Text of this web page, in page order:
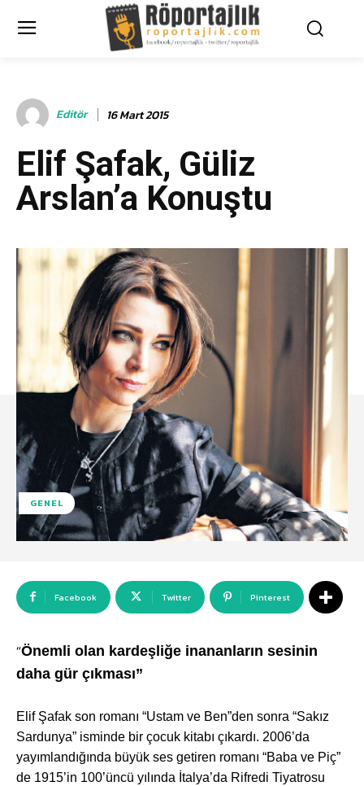
Editör 16 Mart 2015
Elif Şafak, Güliz
Arslan’a Konuştu
GENEL
Facebook Twitter Pinterest
“Önemli olan kardeşliğe inananların sesinin
daha gür çıkması”
Elif Şafak son romanı “Ustam ve Ben”den sonra “Sakız
Sardunya” isminde bir çocuk kitabı çıkardı. 2006’da
yayımlandığında büyük ses getiren romanı “Baba ve Piç”
de 1915’in 100’üncü yılında İtalya’da Rifredi Tiyatrosu